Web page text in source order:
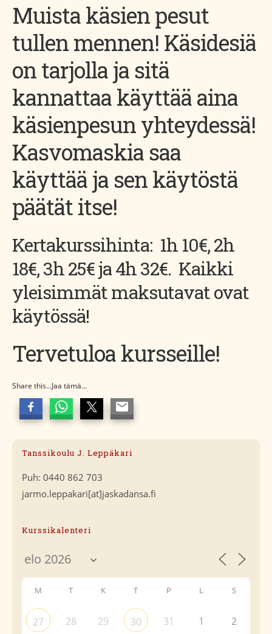
Muista käsien pesut
tullen mennen! Käsidesiä
on tarjolla ja sitä
kannattaa käyttää aina
käsienpesun yhteydessä!
Kasvomaskia saa
käyttää ja sen käytöstä
päätät itse!
Kertakurssihinta: 1h 10€, 2h
18€, 3h 25€ ja 4h 32€. Kaikki
yleisimmät maksutavat ovat
käytössä!
Tervetuloa kursseille!
Share this...Jaa tämä...
Tanssikoulu J. Leppäkari
Puh: 0440 862 703
jarmo.leppakari[at]jaskadansa.fi
Kurssikalenteri
M T K T P L S
27 28 29 30 31 1 2